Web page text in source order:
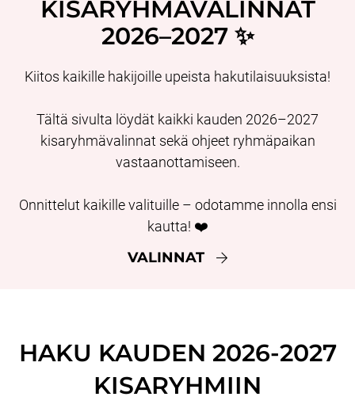
KISARYHMÄVALINNAT
2026–2027 ✨
Kiitos kaikille hakijoille upeista hakutilaisuuksista!
Tältä sivulta löydät kaikki kauden 2026–2027
kisaryhmävalinnat sekä ohjeet ryhmäpaikan
vastaanottamiseen.
Onnittelut kaikille valituille – odotamme innolla ensi
kautta! ❤️
VALINNAT
HAKU KAUDEN 2026-2027
KISARYHMIIN